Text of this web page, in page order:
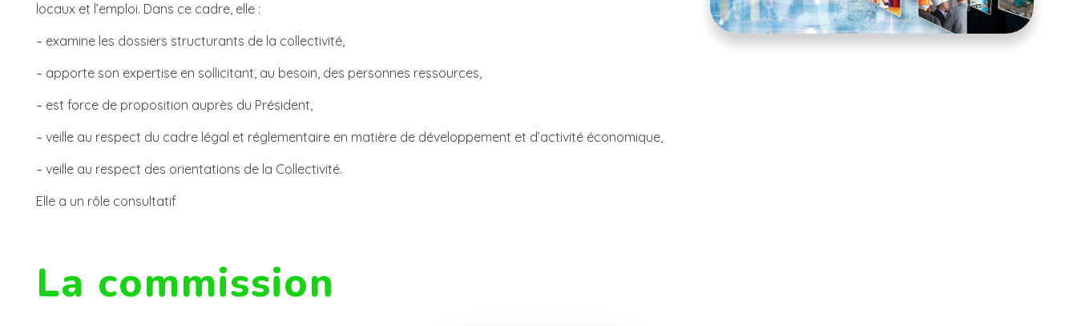
locaux et l’emploi. Dans ce cadre, elle :
– examine les dossiers structurants de la collectivité,
– apporte son expertise en sollicitant, au besoin, des personnes ressources,
– est force de proposition auprès du Président,
– veille au respect du cadre légal et réglementaire en matière de développement et d’activité économique,
– veille au respect des orientations de la Collectivité.
Elle a un rôle consultatif
La commission